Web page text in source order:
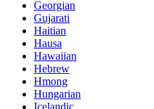
Georgian
Gujarati
Haitian
Hausa
Hawaiian
Hebrew
Hmong
Hungarian
Icelandic